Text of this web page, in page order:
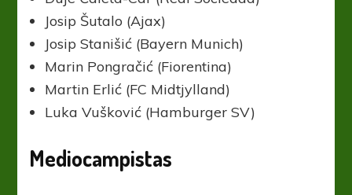
Josip Šutalo (Ajax)
Josip Stanišić (Bayern Munich)
Marin Pongračić (Fiorentina)
Martin Erlić (FC Midtjylland)
Luka Vušković (Hamburger SV)
Mediocampistas